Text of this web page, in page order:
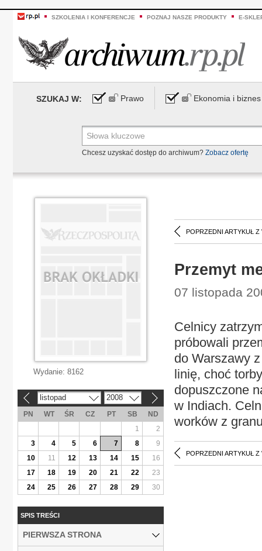
SZKOLENIA I KONFERENCJE POZNAJ NASZE PRODUKTY E-
SZUKAJ W: Prawo Ekonomia i biznes
Chcesz uzyskać dostęp do archiwum? Zobacz ofertę
POPRZEDNI ARTYKUŁ Z
Przemyt
07 listopada
Celnicy
próbowali
do Warszawy
linię, choć
dopuszczone
w Indiach.
worków z
POPRZEDNI ARTYKUŁ Z
Wydanie: 8162
listopad 2008
PN WT ŚR CZ PT SB
ND
1
2
3
4 5 6 7 8
9
10
11 12 13 14 15
16
17
18 19 20 21 22
23
24
25 26 27 28 29 30
SPIS TREŚCI
PIERWSZA STRONA